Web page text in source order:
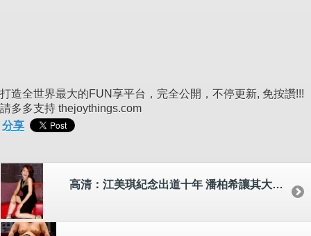
打造全世界最大的FUN享平台，完全公開，不停更新, 免按讚!!!
請多多支持 thejoythings.com
分享
高清：江美琪紀念出道十年 潘柏希讓其大快朵頤